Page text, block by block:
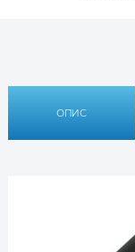
ОПИС